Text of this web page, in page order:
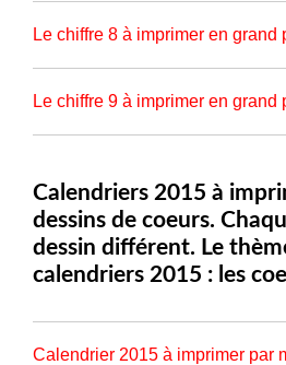
Le chiffre 8 à imprimer en
Le chiffre 9 à imprimer en
Calendriers 2015 à
dessins de coeurs.
dessin différent. Le
calendriers 2015 : les
Calendrier 2015 à imprimer par